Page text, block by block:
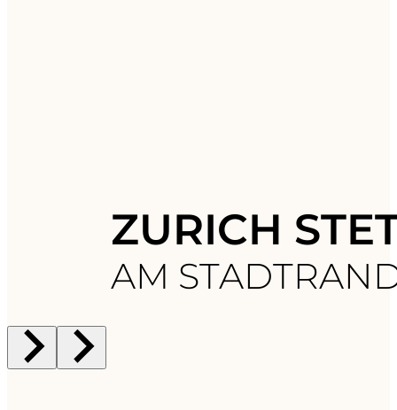
ZURICH
AM